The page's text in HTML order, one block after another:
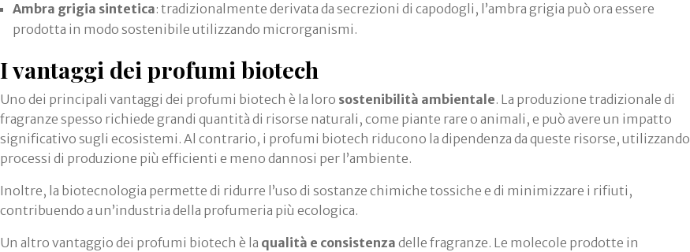
Ambra grigia sintetica: tradizionalmente derivata da secrezioni di capodogli, l’ambra grigia può ora essere
prodotta in modo sostenibile utilizzando microrganismi.
I vantaggi dei profumi biotech
Uno dei principali vantaggi dei profumi biotech è la loro sostenibilità ambientale. La produzione tradizionale di
fragranze spesso richiede grandi quantità di risorse naturali, come piante rare o animali, e può avere un impatto
significativo sugli ecosistemi. Al contrario, i profumi biotech riducono la dipendenza da queste risorse, utilizzando
processi di produzione più efficienti e meno dannosi per l’ambiente.
Inoltre, la biotecnologia permette di ridurre l’uso di sostanze chimiche tossiche e di minimizzare i rifiuti,
contribuendo a un’industria della profumeria più ecologica.
Un altro vantaggio dei profumi biotech è la qualità e consistenza delle fragranze. Le molecole prodotte in